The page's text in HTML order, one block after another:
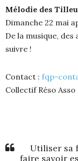
Mélodie des
Dimanche 22 mai
De la musique,
suivre !
Contact : fqp-
Collectif Réso
Utiliser sa
faire savoir